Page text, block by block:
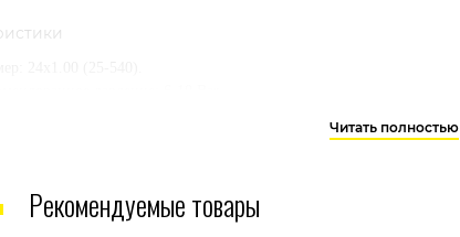
Читать полностью
Рекомендуемые товары